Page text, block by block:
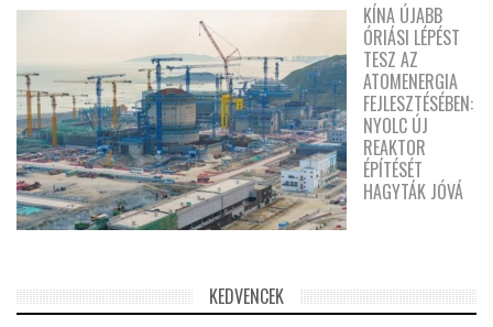
KÍNA ÚJABB
ÓRIÁSI LÉPÉST
TESZ AZ
ATOMENERGIA
FEJLESZTÉSÉBEN:
NYOLC ÚJ
REAKTOR
ÉPÍTÉSÉT
HAGYTÁK JÓVÁ
KEDVENCEK